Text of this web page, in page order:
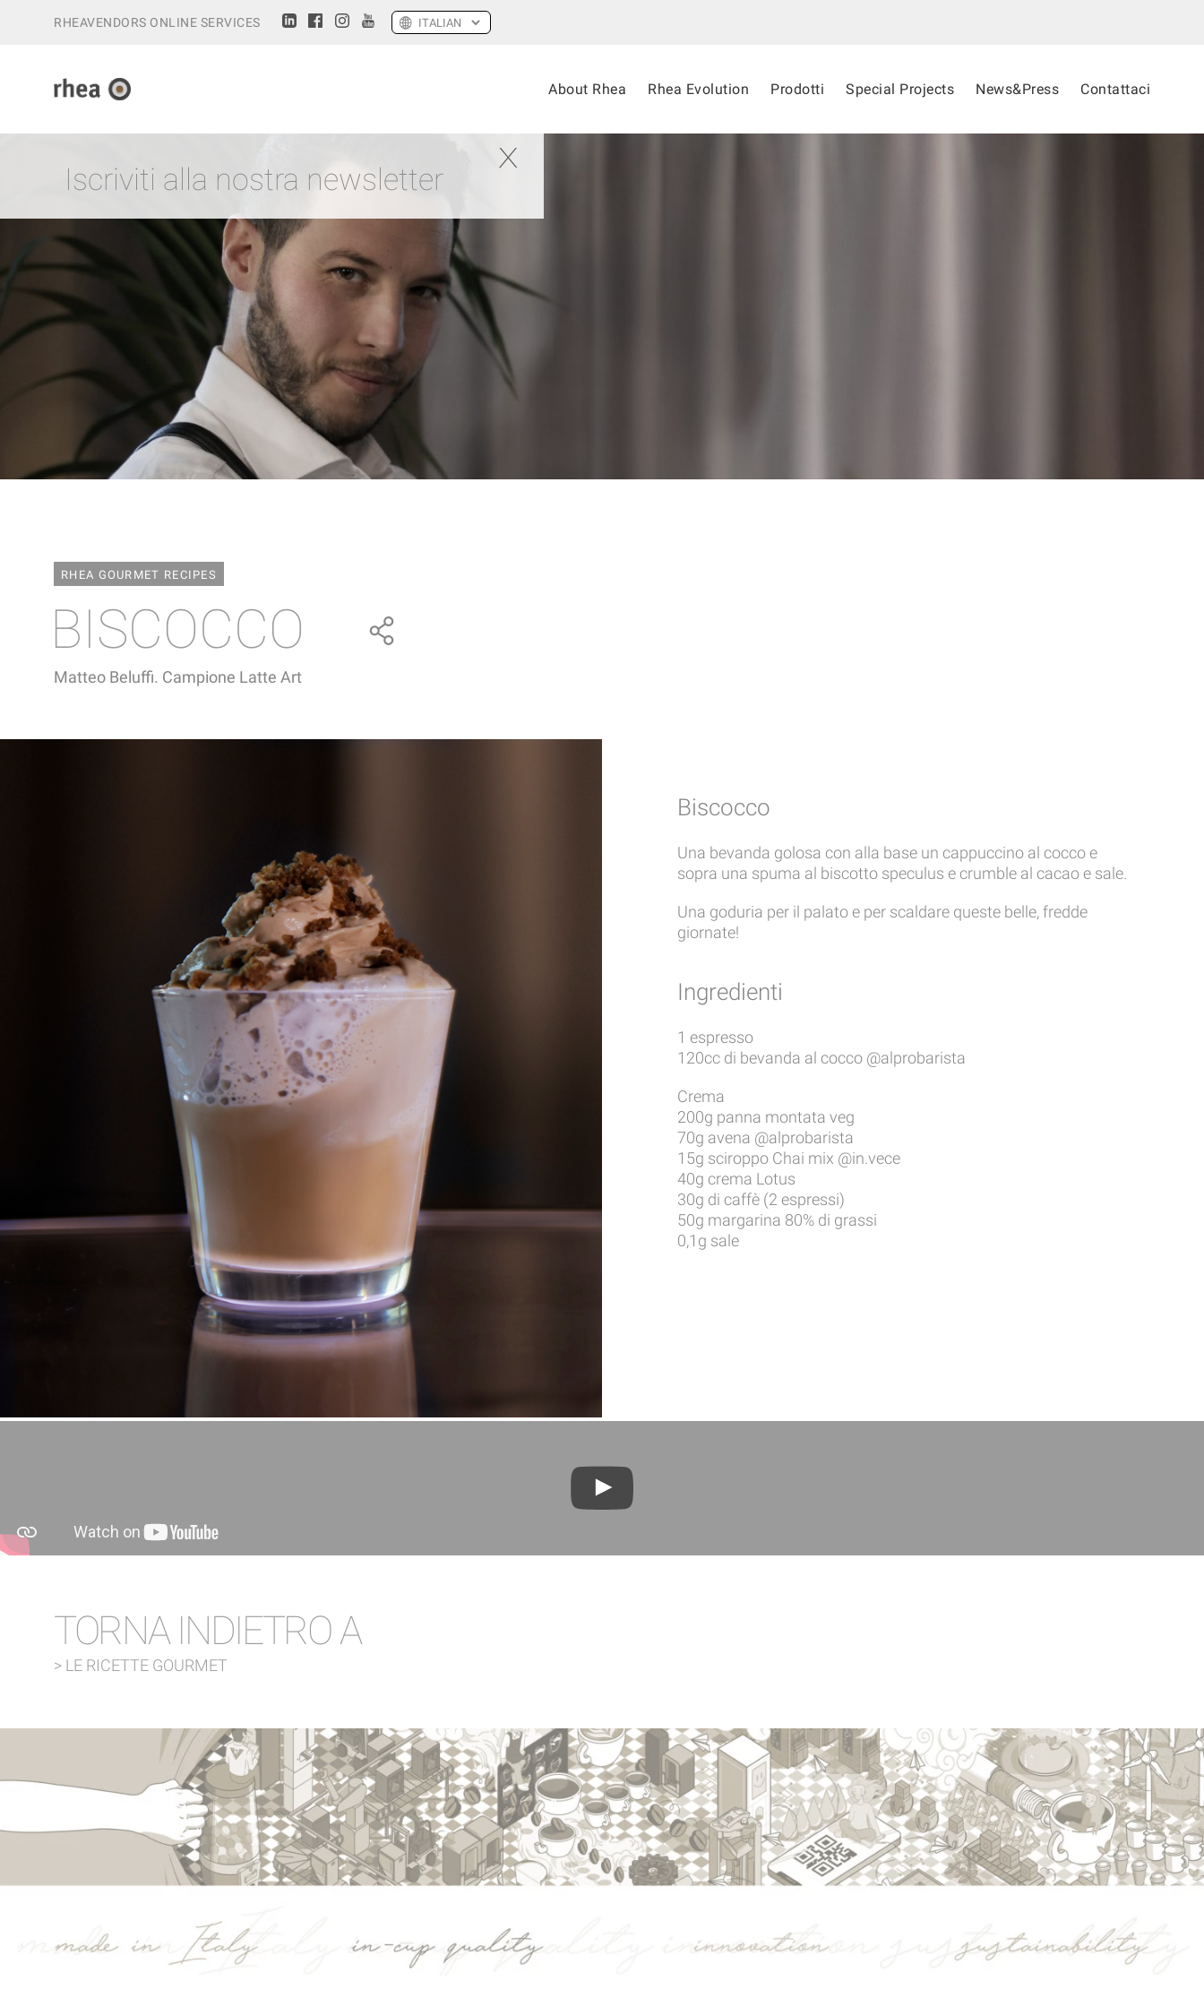
RHEAVENDORS ONLINE SERVICES
About Rhea Rhea Evolution Prodotti Special Projects News&Press Contattaci
Iscriviti alla nostra newsletter
RHEA GOURMET RECIPES
BISCOCCO
Matteo Beluffi. Campione Latte Art
Biscocco
Una bevanda golosa con alla base un cappuccino al cocco e
sopra una spuma al biscotto speculus e crumble al cacao e sale.
Una goduria per il palato e per scaldare queste belle, fredde
giornate!
Ingredienti
1 espresso
120cc di bevanda al cocco @alprobarista
Crema
200g panna montata veg
70g avena @alprobarista
15g sciroppo Chai mix @in.vece
40g crema Lotus
30g di caffè (2 espressi)
50g margarina 80% di grassi
0,1g sale
TORNA INDIETRO A
> LE RICETTE GOURMET